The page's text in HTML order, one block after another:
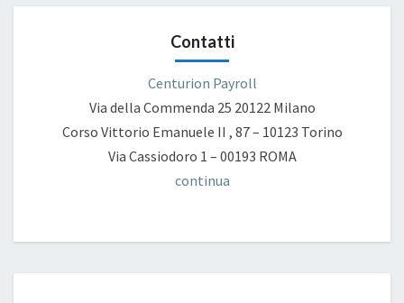
Contatti
Centurion Payroll
Via della Commenda 25 20122 Milano
Corso Vittorio Emanuele II , 87 – 10123 Torino
Via Cassiodoro 1 – 00193 ROMA
continua